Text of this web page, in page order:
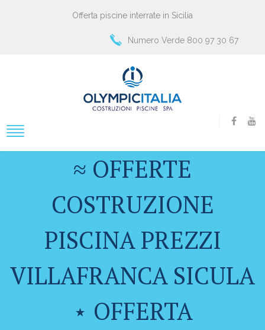
Offerta piscine interrate in Sicilia
Numero Verde 800 97 30 67
≈ OFFERTE
COSTRUZIONE
PISCINA PREZZI
VILLAFRANCA SICULA
⋆ OFFERTA